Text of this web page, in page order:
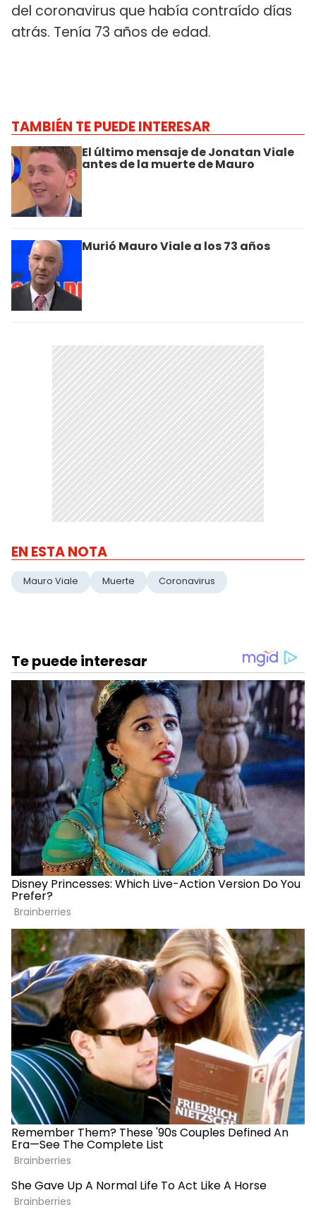
del coronavirus que había contraído días
atrás. Tenía 73 años de edad.
TAMBIÉN TE PUEDE INTERESAR
El último mensaje de Jonatan Viale
antes de la muerte de Mauro
Murió Mauro Viale a los 73 años
EN ESTA NOTA
Mauro Viale Muerte Coronavirus